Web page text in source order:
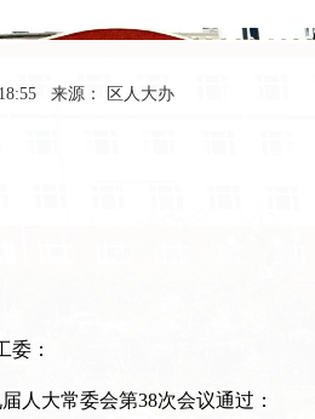
来源： 区人大办
委：
大常委会第38次会议通过：